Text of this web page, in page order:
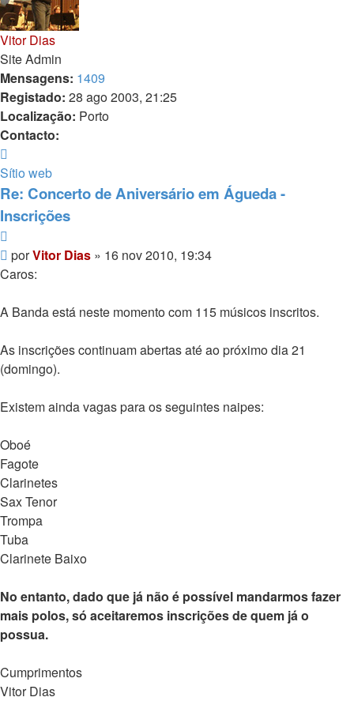
Vitor Dias
Site Admin
Mensagens: 1409
Registado: 28 ago 2003, 21:25
Localização: Porto
Contacto:
Vitor
Dias
Sítio web
Re: Concerto de Aniversário em Águeda -
Inscrições
Mensagem
porVitor Dias » 16 nov 2010, 19:34
Caros:
A Banda está neste momento com 115 músicos inscritos.
As inscrições continuam abertas até ao próximo dia 21
(domingo).
Existem ainda vagas para os seguintes naipes:
Oboé
Fagote
Clarinetes
Sax Tenor
Trompa
Tuba
Clarinete Baixo
No entanto, dado que já não é possível mandarmos fazer
mais polos, só aceitaremos inscrições de quem já o
possua.
Cumprimentos
Vitor Dias